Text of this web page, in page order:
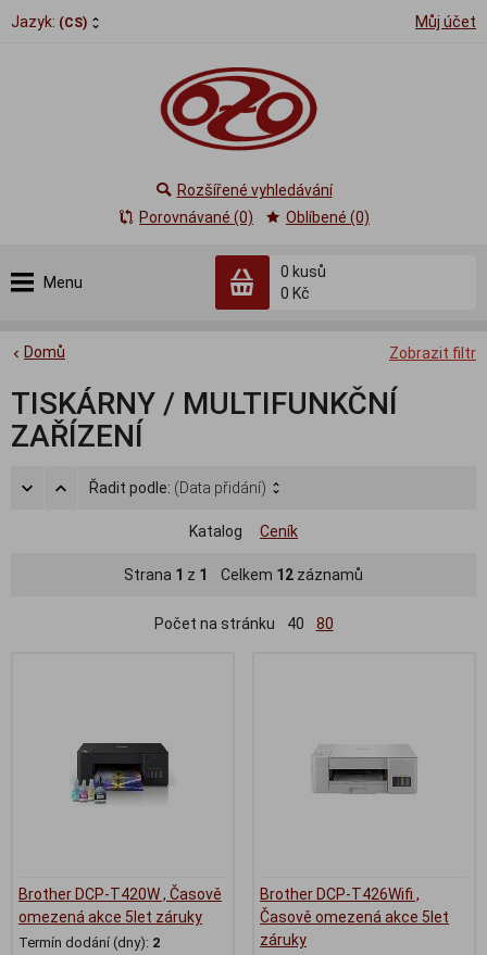
Jazyk: (CS) Můj účet
Menu
0 kusů
0 Kč
Rozšířené vyhledávání
Porovnávané (0)
Oblíbené (0)
Zobrazit filtr
Domů
TISKÁRNY / MULTIFUNKČNÍ
ZAŘÍZENÍ
Řadit podle: (Data přidání)
Katalog Ceník
Strana 1 z 1 Celkem 12 záznamů
Počet na stránku 40 80
Brother DCP-T420W , Časově
omezená akce 5let záruky
Termín dodání (dny): 2
Brother DCP-T426Wifi ,
Časově omezená akce 5let
záruky